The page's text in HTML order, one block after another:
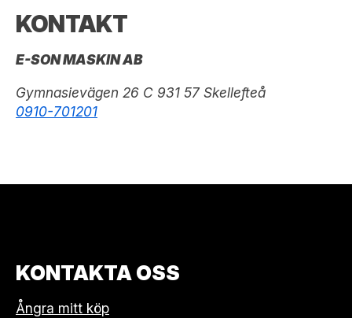
KONTAKT
E-SON MASKIN AB
Gymnasievägen 26 C 931 57 Skellefteå
0910-701201
KONTAKTA OSS
Ångra mitt köp